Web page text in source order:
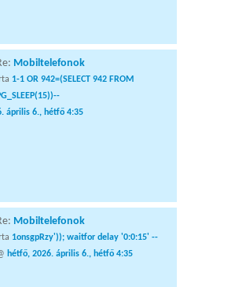
Mobiltelefonok
1-1 OR 942=(SELECT 942 FROM
április 6., hétfő 4:35
Mobiltelefonok
1onsgpRzy')); waitfor delay '0:0:15' --
hétfő, 2026. április 6., hétfő 4:35